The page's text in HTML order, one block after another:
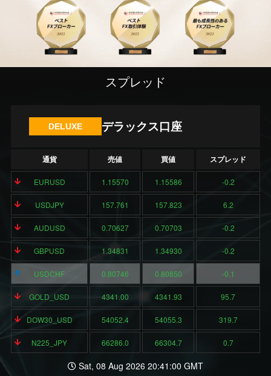
スプレッド
DELUXE デラックス口座
通貨 売値 買値 スプレッド
EURUSD 1.15570 1.15586 -0.2
USDJPY 157.761 157.823 6.2
AUDUSD 0.70627 0.70703 -0.2
GBPUSD 1.34831 1.34930 -0.2
USDCHF 0.80746 0.80850 -0.1
GOLD_USD 4341.00 4341.93 95.7
DOW30_USD 54052.4 54055.3 319.7
N225_JPY 66286.0 66304.7 0.7
Sat, 08 Aug 2026 20:41:00 GMT